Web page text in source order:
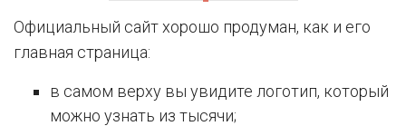
Официальный сайт хорошо продуман, как и его
главная страница:
в самом верху вы увидите логотип, который
можно узнать из тысячи;